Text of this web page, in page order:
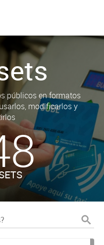
públicos en formatos
modificarlos y